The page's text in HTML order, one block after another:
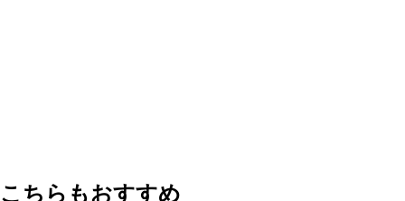
こちらもおすすめ